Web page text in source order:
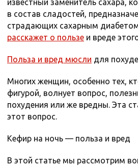
известный заменитель сахара,
в состав сладостей,
страдающих сахарным
расскажет о пользе и вреде
Польза и вред мюсли для
Многих женщин, особенно тех,
фигурой, волнует вопрос,
похудения или же вредны. Эта
этот вопрос.
Кефир на ночь — польза и вред
В этой статье мы рассмотрим